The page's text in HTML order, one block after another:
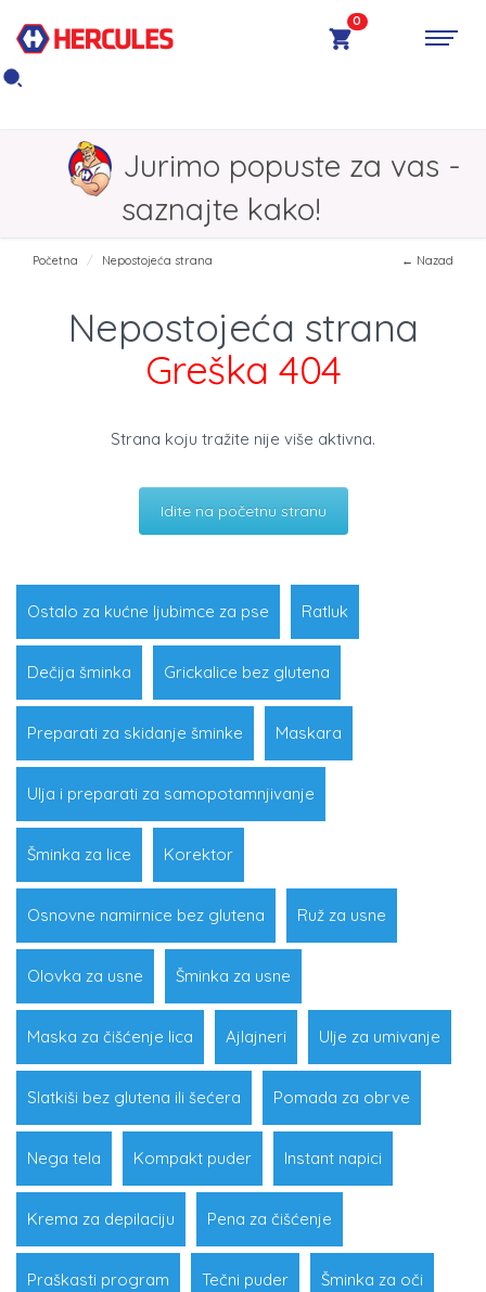
0
Jurimo popuste za vas -
saznajte kako!
Početna Nepostojeća strana ← Nazad
Nepostojeća strana
Greška 404
Strana koju tražite nije više aktivna.
Idite na početnu stranu
Ostalo za kućne ljubimce za pse Ratluk
Dečija šminka Grickalice bez glutena
Preparati za skidanje šminke Maskara
Ulja i preparati za samopotamnjivanje
Šminka za lice Korektor
Osnovne namirnice bez glutena Ruž za usne
Olovka za usne Šminka za usne
Maska za čišćenje lica Ajlajneri Ulje za umivanje
Slatkiši bez glutena ili šećera Pomada za obrve
Nega tela Kompakt puder Instant napici
Krema za depilaciju Pena za čišćenje
Praškasti program Tečni puder Šminka za oči